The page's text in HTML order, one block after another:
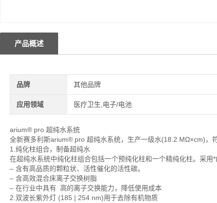
产品概述
品牌 其他品牌
应用领域 医疗卫生,电子/电池
arium® pro 超纯水系统
全新赛多利斯arium® pro 超纯水系统，生产一级水(18.2 MΩ×cm)，
1.纯化柱组合，制备超纯水
在超纯水系统中纯化柱组合包括一个预纯化柱和一个精纯化柱。采
– 含有高品质的颗粒状、活性催化的活性碳。
– 含高效混合床离子交换树脂
– 在行业中具有 高的离子交换能力，降低使用成本
2.双波长紫外灯 (185 | 254 nm)用于去除有机物质